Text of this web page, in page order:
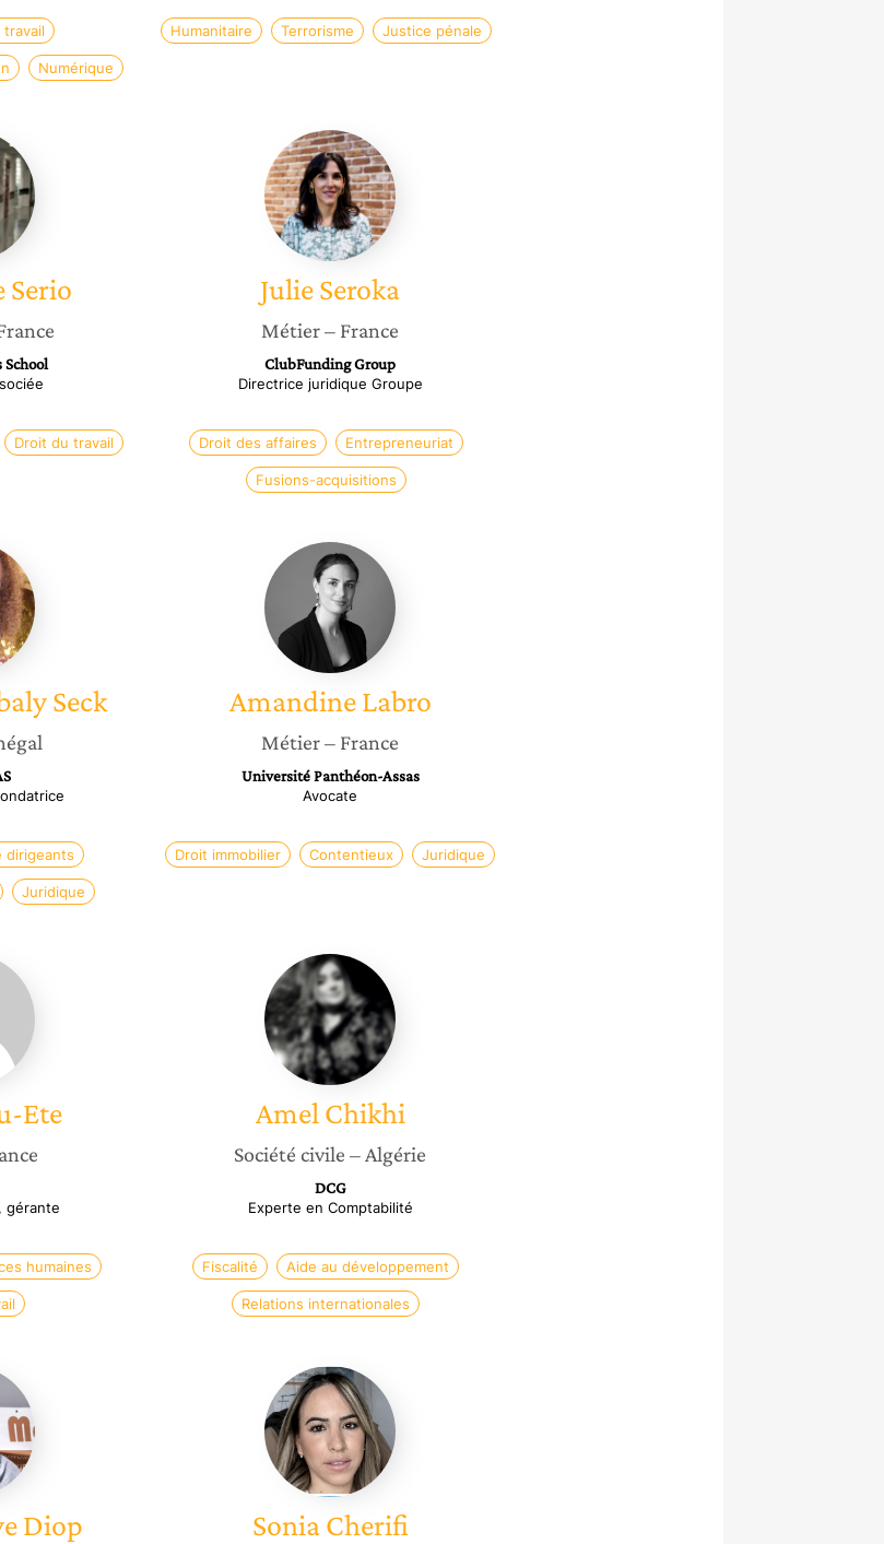
Numérique
Humanitaire Terrorisme Justice pénale
Serio
School
Droit du travail
Julie
Seroka
JulieSeroka
Métier– France
ClubFunding Group
Directrice juridique Groupe
Droit des affaires Entrepreneuriat
Fusions-acquisitions
Seck
dirigeants
Juridique
Amandine
Labro
Amandine Labro
Métier– France
Université Panthéon-Assas
Avocate
Droit immobilier Contentieux Juridique
Ete
gérante
humaines
Amel
Chikhi
Amel Chikhi
Société civile – Algérie
DCG
Experte en Comptabilité
Fiscalité Aide au développement
Relations internationales
Diop
Sonia
Cherifi
Sonia Cherifi